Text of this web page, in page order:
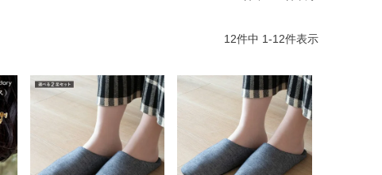
12件中 1-12件表示